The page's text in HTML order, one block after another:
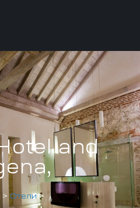
and
> Отели>